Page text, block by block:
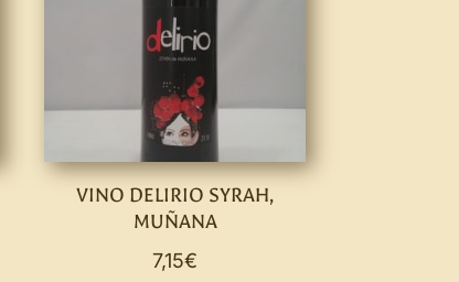
VINO DELIRIO SYRAH,
MUÑANA
7,15€